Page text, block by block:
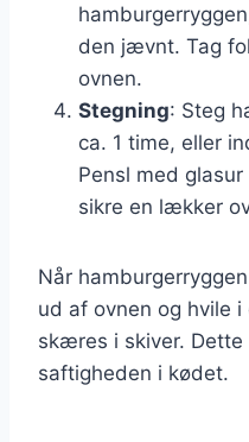
den jævnt. Tag
ovnen.
Stegning: Steg
ca. 1 time, eller
Pensl med
sikre en lækker
Når
ud af ovnen og hvile
skæres i skiver.
saftigheden i kødet.